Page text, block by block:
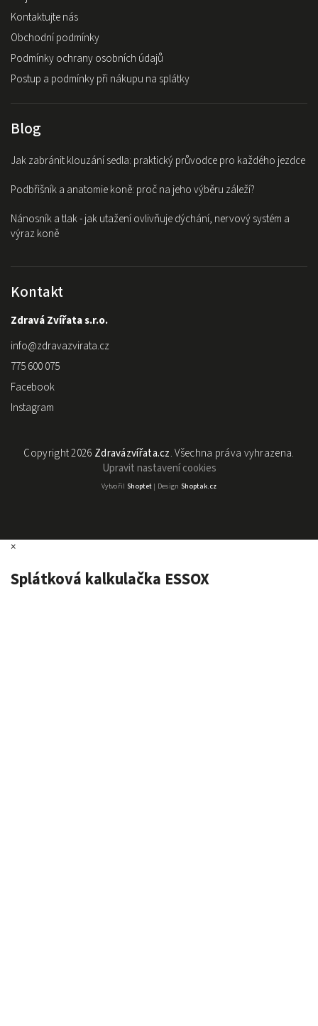
Kontaktujte nás
Obchodní podmínky
Podmínky ochrany osobních údajů
Postup a podmínky při nákupu na splátky
Blog
Jak zabránit klouzání sedla: praktický průvodce pro každého jezdce
Podbřišník a anatomie koně: proč na jeho výběru záleží?
Nánosník a tlak - jak utažení ovlivňuje dýchání, nervový systém a
výraz koně
Kontakt
Zdravá Zvířata s.r.o.
info@zdravazvirata.cz
775 600 075
Facebook
Instagram
Copyright 2026 Zdravázvířata.cz. Všechna práva vyhrazena.
Upravit nastavení cookies
Vytvořil Shoptet| Design Shoptak.cz
×
Splátková kalkulačka ESSOX